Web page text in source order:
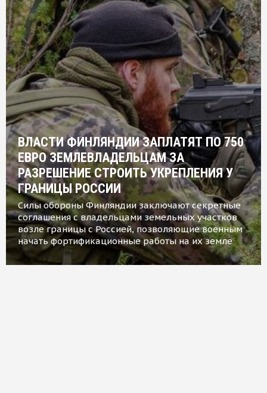
ВЛАСТИ ФИНЛЯНДИИ ЗАПЛАТЯТ ПО 750
ЕВРО ЗЕМЛЕВЛАДЕЛЬЦАМ ЗА
РАЗРЕШЕНИЕ СТРОИТЬ УКРЕПЛЕНИЯ У
ГРАНИЦЫ РОССИИ
Силы обороны Финляндии заключают секретные
соглашения с владельцами земельных участков
возле границы с Россией, позволяющие военным
начать фортификационные работы на их земле